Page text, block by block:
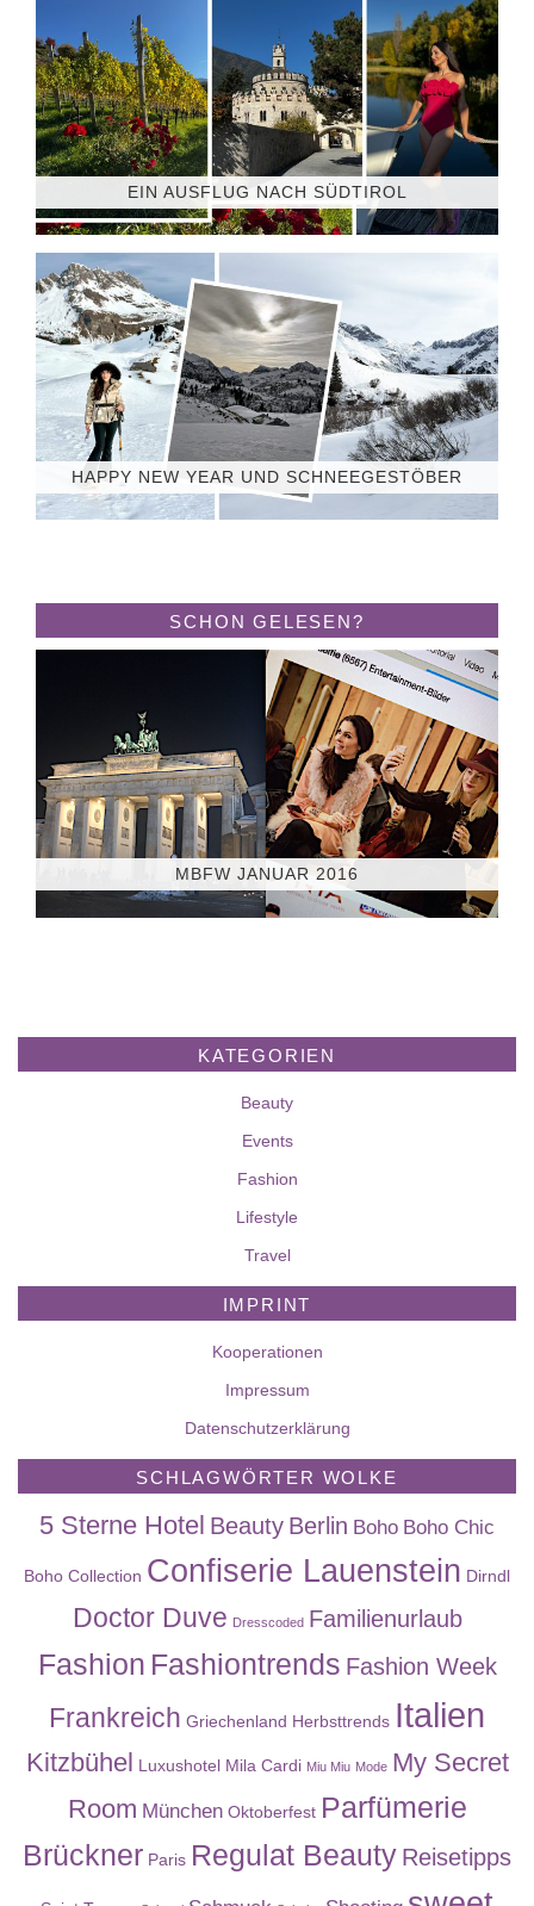
EIN AUSFLUG NACH SÜDTIROL
HAPPY NEW YEAR UND SCHNEEGESTÖBER
SCHON GELESEN?
MBFW JANUAR 2016
KATEGORIEN
Beauty
Events
Fashion
Lifestyle
Travel
IMPRINT
Kooperationen
Impressum
Datenschutzerklärung
SCHLAGWÖRTER WOLKE
5 Sterne Hotel Beauty Berlin Boho Boho Chic
Boho Collection Confiserie Lauenstein Dirndl
Doctor Duve Dresscoded Familienurlaub
Fashion Fashiontrends Fashion Week
Frankreich Griechenland Herbsttrends Italien
Kitzbühel Luxushotel Mila Cardi Miu Miu Mode My Secret
Room München Oktoberfest Parfümerie
Brückner Paris Regulat Beauty Reisetipps